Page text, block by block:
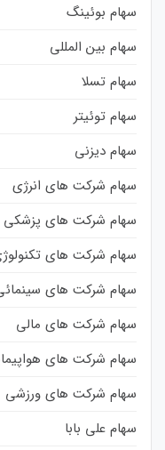
سهام بوئینگ
سهام بین المللی
سهام تسلا
سهام توئیتر
سهام دیزنی
سهام شرکت های انرژی
سهام شرکت های پزشکی
سهام شرکت های
سهام شرکت های
سهام شرکت های مالی
سهام شرکت های
سهام شرکت های ورزشی
سهام علی بابا